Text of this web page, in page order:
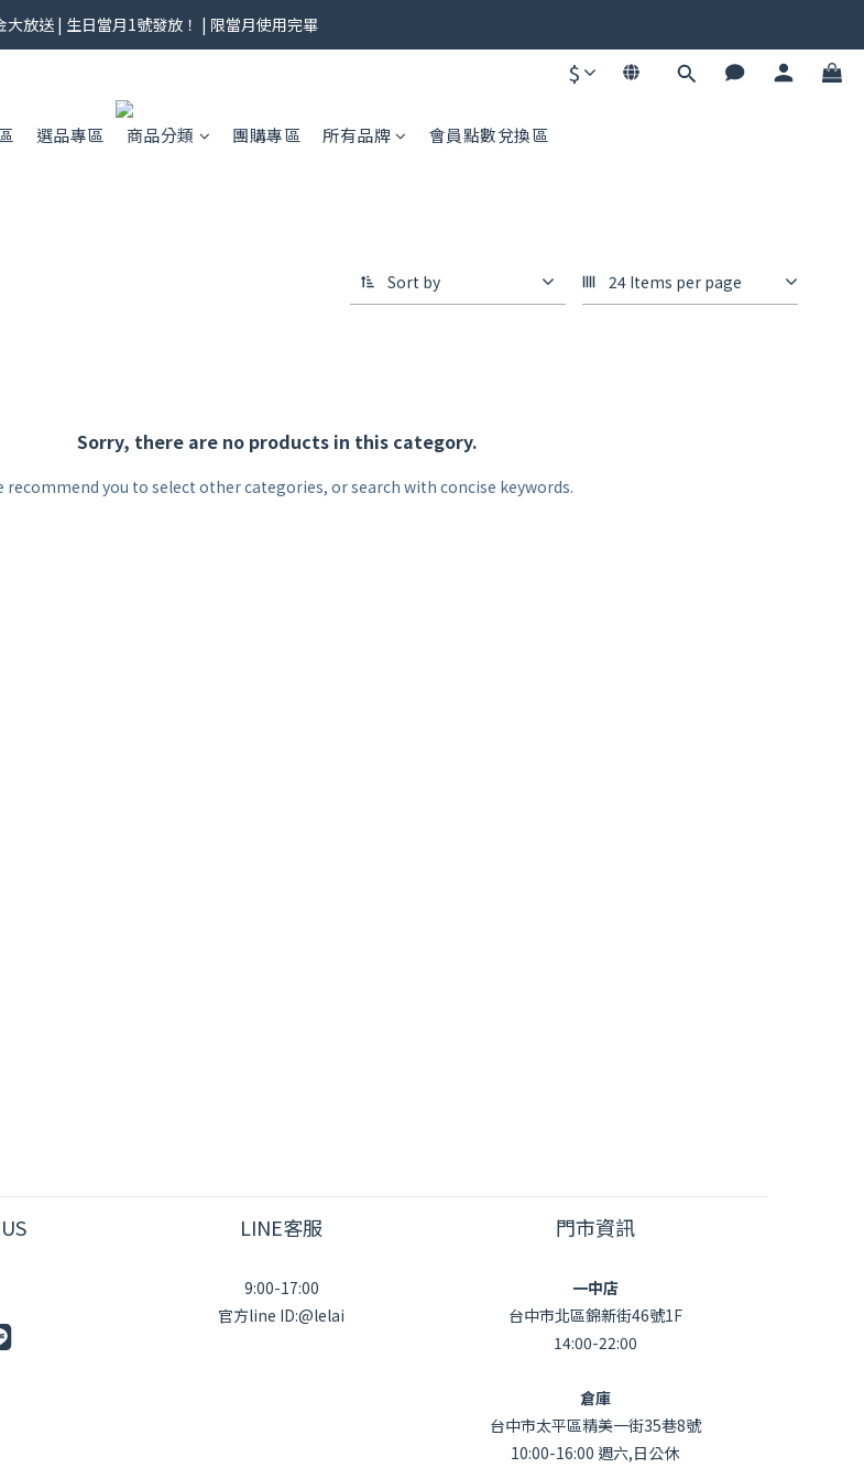
開搶｜$299／$999 各一張｜官網領券中心領，碼碼不同快去領！
大放送 | 生日當月1號發放！ | 限當月使用完畢
$
選品專區 商品分類 團購專區 所有品牌
會員點數兌換區
Sort by 24 Items per page
Sorry, there are no products in this category.
recommend you to select other categories, or search with concise keywords.
LINE客服
9:00-17:00
官方line ID:@lelai
門市資訊
一中店
台中市北區錦新街46號1F
14:00-22:00
倉庫
台中市太平區精美一街35巷8號
10:00-16:00 週六,日公休